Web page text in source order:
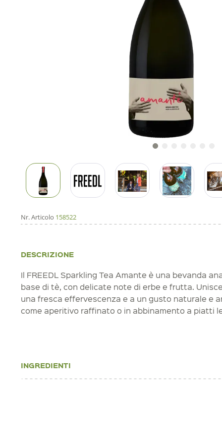
Nr. Articolo 158522
DESCRIZIONE
Il FREEDL Sparkling Tea Amante è una bevanda
base di tè, con delicate note di erbe e frutta.
una fresca effervescenza e a un gusto naturale e
come aperitivo raffinato o in abbinamento a piatti
INGREDIENTI